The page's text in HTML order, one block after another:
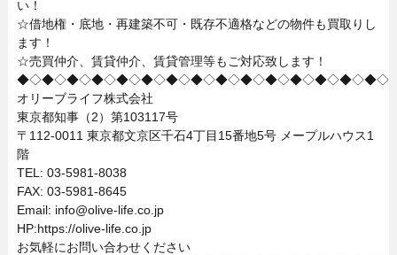
い！
☆借地権・底地・再建築不可・既存不適格などの物件も買取りし
ます！
☆売買仲介、賃貸仲介、賃貸管理等もご対応致します！
◆◇◆◇◆◇◆◇◆◇◆◇◆◇◆◇◆◇◆◇◆◇◆◇◆◇◆◇◆◇
オリーブライフ株式会社
東京都知事（2）第103117号
〒112-0011 東京都文京区千石4丁目15番地5号 メープルハウス1
階
TEL: 03-5981-8038
FAX: 03-5981-8645
Email: info@olive-life.co.jp
HP:https://olive-life.co.jp
お気軽にお問い合わせください